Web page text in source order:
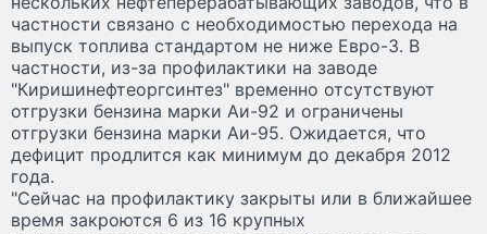
частности связано с необходимостью перехода на
выпуск топлива стандартом не ниже Евро-3. В
частности, из-за профилактики на заводе
"Киришинефтеоргсинтез" временно отсутствуют
отгрузки бензина марки Аи-92 и ограничены
отгрузки бензина марки Аи-95. Ожидается, что
дефицит продлится как минимум до декабря 2012
года.
"Сейчас на профилактику закрыты или в ближайшее
время закроются 6 из 16 крупных